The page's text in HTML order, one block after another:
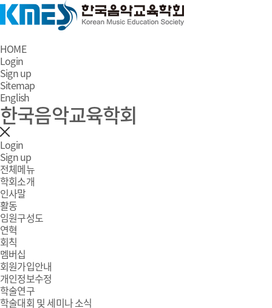
HOME
Login
Sign up
Sitemap
English
한국음악교육학회
Login
Sign up
전체메뉴
학회소개
인사말
활동
임원구성도
연혁
회칙
멤버십
회원가입안내
개인정보수정
학술연구
학술대회 및 세미나 소식